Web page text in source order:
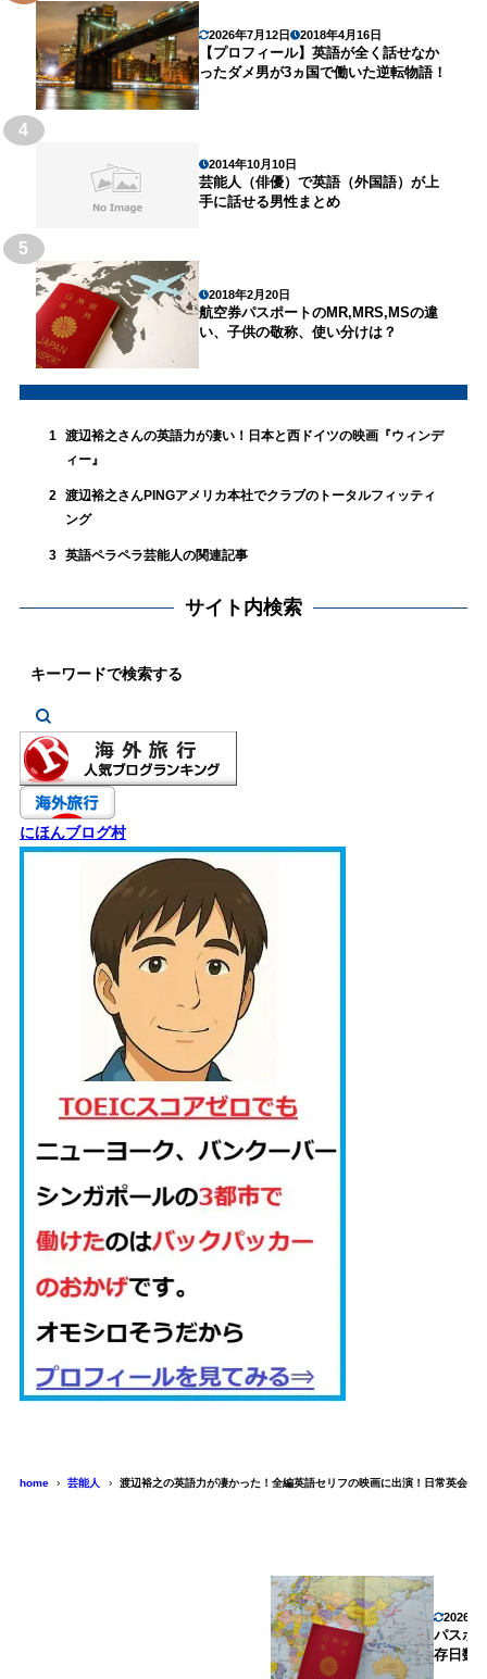
2026年7月12日 2018年4月16日
【プロフィール】英語が全く話せなか
ったダメ男が3ヵ国で働いた逆転物語！
4
2014年10月10日
芸能人（俳優）で英語（外国語）が上
手に話せる男性まとめ
5
2018年2月20日
航空券パスポートのMR,MRS,MSの違
い、子供の敬称、使い分けは？
1 渡辺裕之さんの英語力が凄い！日本と西ドイツの映画『ウィンデ
ィー』
2 渡辺裕之さんPINGアメリカ本社でクラブのトータルフィッティ
ング
3 英語ペラペラ芸能人の関連記事
サイト内検索
にほんブログ村
home 芸能人 渡辺裕之の英語力が凄かった！全編英語セリフの映画に出演！日常英会話
2026年
パスポ
存日数